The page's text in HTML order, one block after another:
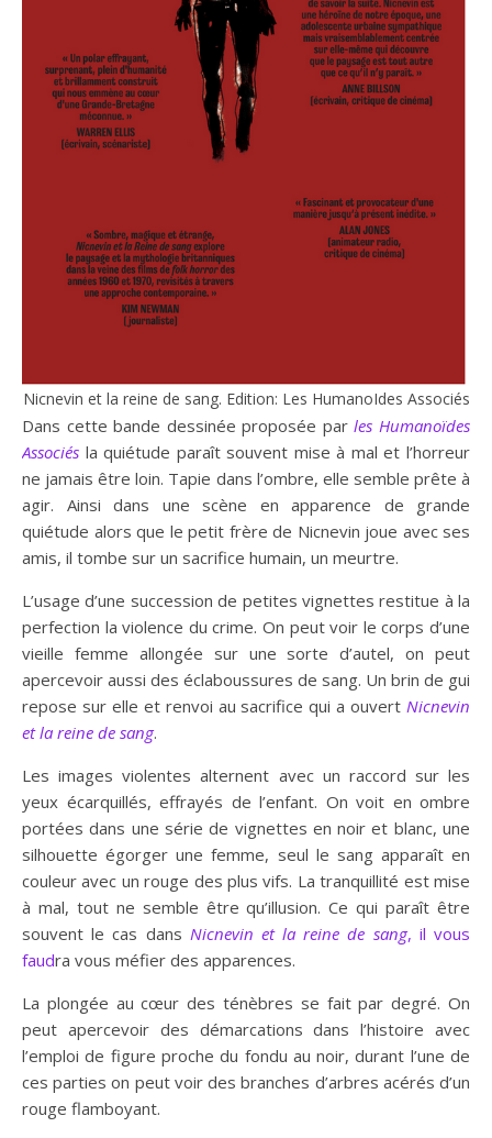
Nicnevin et la reine de sang. Edition: Les HumanoIdes Associés
Dans cette bande dessinée proposée par les Humanoïdes
Associés la quiétude paraît souvent mise à mal et l’horreur
ne jamais être loin. Tapie dans l’ombre, elle semble prête à
agir. Ainsi dans une scène en apparence de grande
quiétude alors que le petit frère de Nicnevin joue avec ses
amis, il tombe sur un sacrifice humain, un meurtre.
L’usage d’une succession de petites vignettes restitue à la
perfection la violence du crime. On peut voir le corps d’une
vieille femme allongée sur une sorte d’autel, on peut
apercevoir aussi des éclaboussures de sang. Un brin de gui
repose sur elle et renvoi au sacrifice qui a ouvert Nicnevin
et la reine de sang.
Les images violentes alternent avec un raccord sur les
yeux écarquillés, effrayés de l’enfant. On voit en ombre
portées dans une série de vignettes en noir et blanc, une
silhouette égorger une femme, seul le sang apparaît en
couleur avec un rouge des plus vifs. La tranquillité est mise
à mal, tout ne semble être qu’illusion. Ce qui paraît être
souvent le cas dans Nicnevin et la reine de sang, il vous
faudra vous méfier des apparences.
La plongée au cœur des ténèbres se fait par degré. On
peut apercevoir des démarcations dans l’histoire avec
l’emploi de figure proche du fondu au noir, durant l’une de
ces parties on peut voir des branches d’arbres acérés d’un
rouge flamboyant.